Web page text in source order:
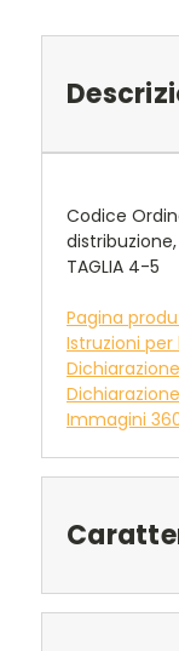
Codice
distribuzione,
TAGLIA 4-5
Pagina
Istruzioni per
Dichiarazione
Dichiarazione
Immagini